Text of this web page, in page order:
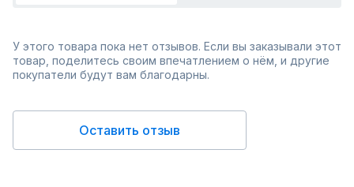
У этого товара пока нет отзывов. Если вы заказывали этот
товар, поделитесь своим впечатлением о нём, и другие
покупатели будут вам благодарны.
Оставить отзыв